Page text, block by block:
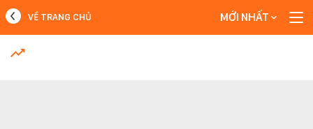
MỚI NHẤT
VỀ TRANG CHỦ MỚI NHẤT